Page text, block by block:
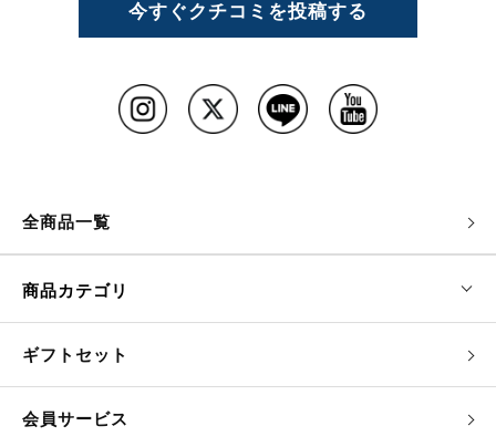
今すぐクチコミを投稿する
全商品一覧
商品カテゴリ
ギフトセット
会員サービス